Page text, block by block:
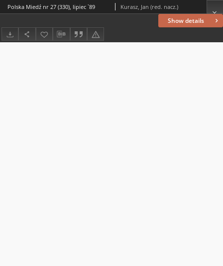
Show details
Polska Miedź nr 27 (330), lipiec `89 Kurasz, Jan (red. nacz.)